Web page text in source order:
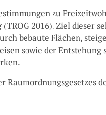
zu
(TROG 2016). Ziel dieser
bebaute Flächen,
sowie der Entstehung
Raumordnungsgesetzes